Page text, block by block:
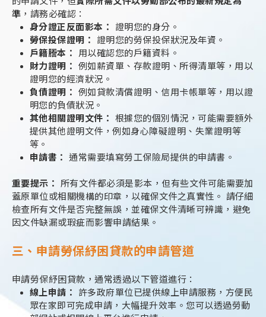
準 ，請務必確認：
身分證正反面影本：
證明您的身分。
勞保投保證明：
證明您的勞保投保狀況及年資。
戶籍謄本：
用以確認您的戶籍資料。
財力證明：
例如薪資單、存款證明、所得清單等，用以
證明您的經濟狀況。
負債證明：
例如貸款清償證明、信用卡帳單等，用以證
明您的負債狀況。
其他相關證明文件：
根據您的個別情況，可能需要額外
提供其他證明文件，例如身心障礙證明、失業證明等
等。
申請書：
通常需要填寫勞工保險局提供的申請書。
重要提示：
所有文件都必須是影本，但有些文件可能需要加
蓋原單位或相關機構的印章，以確保文件之真實性。 請仔細
檢查所有文件是否完整無誤，並確保文件清晰可辨識，避免
因文件缺漏或瑕疵而影響申請結果。
三、申請勞保紓困貸款的申請管道
申請勞保紓困貸款，通常透過以下管道進行：
線上申請：
許多政府單位已提供線上申請服務，方便民
眾在家即可完成申請，大幅提升效率。您可以透過勞動